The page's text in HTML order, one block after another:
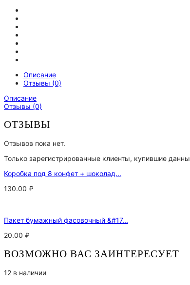
Описание
Отзывы (0)
Описание
Отзывы (0)
ОТЗЫВЫ
Отзывов пока нет.
Только зарегистрированные клиенты, купившие
Коробка под 8 конфет + шоколад...
130.00 ₽
Пакет бумажный фасовочный &#17...
20.00 ₽
ВОЗМОЖНО ВАС ЗАИНТЕРЕСУЕТ
12 в наличии